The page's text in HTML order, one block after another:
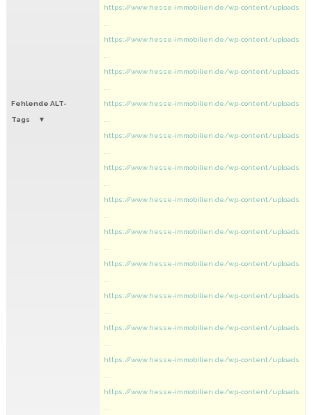
Fehlende ALT-
Tags
https://www.hesse-immobilien.de/wp-content/uploads
https://www.hesse-immobilien.de/wp-content/uploads
https://www.hesse-immobilien.de/wp-content/uploads
https://www.hesse-immobilien.de/wp-content/uploads
https://www.hesse-immobilien.de/wp-content/uploads
https://www.hesse-immobilien.de/wp-content/uploads
https://www.hesse-immobilien.de/wp-content/uploads
https://www.hesse-immobilien.de/wp-content/uploads
https://www.hesse-immobilien.de/wp-content/uploads
https://www.hesse-immobilien.de/wp-content/uploads
https://www.hesse-immobilien.de/wp-content/uploads
https://www.hesse-immobilien.de/wp-content/uploads
https://www.hesse-immobilien.de/wp-content/uploads